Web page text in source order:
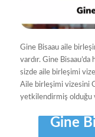
Gine Bisaau aile
vardır. Gine
sizde aile birleşimi
Aile birleşimi vizesini
yetkilendirmiş olduğu
Gine